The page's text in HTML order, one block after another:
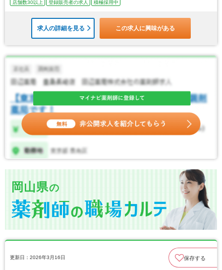
店舗数30以上
登録販売者の求人 積極採用中
求人の詳細を見る この求人に興味がある
岡山県の
更新日：2026年3月16日 保存する